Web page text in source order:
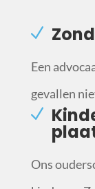
Een
gevallen
Ons